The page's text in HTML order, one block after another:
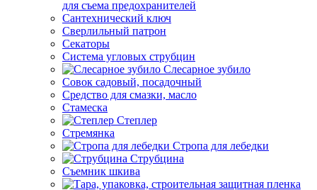
для съема предохранителей
Сантехнический ключ
Сверлильный патрон
Секаторы
Система угловых струбцин
Слесарное зубило
Совок садовый, посадочный
Средство для смазки, масло
Стамеска
Степлер
Стремянка
Стропа для лебедки
Струбцина
Съемник шкива